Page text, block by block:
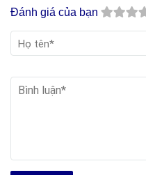
Đánh giá của bạn